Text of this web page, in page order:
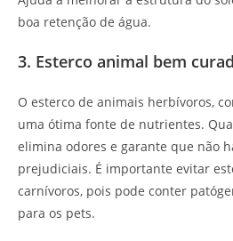
boa retenção de água.
3. Esterco animal bem
O esterco de animais herbívoros,
uma ótima fonte de nutrientes.
elimina odores e garante que não
prejudiciais. É importante evitar
carnívoros, pois pode conter
para os pets.